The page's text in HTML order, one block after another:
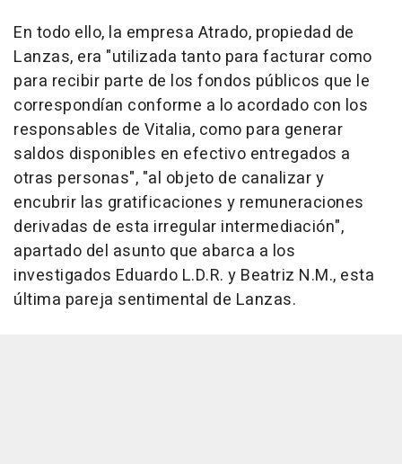
En todo ello, la empresa Atrado, propiedad de
Lanzas, era "utilizada tanto para facturar como
para recibir parte de los fondos públicos que le
correspondían conforme a lo acordado con los
responsables de Vitalia, como para generar
saldos disponibles en efectivo entregados a
otras personas", "al objeto de canalizar y
encubrir las gratificaciones y remuneraciones
derivadas de esta irregular intermediación",
apartado del asunto que abarca a los
investigados Eduardo L.D.R. y Beatriz N.M., esta
última pareja sentimental de Lanzas.